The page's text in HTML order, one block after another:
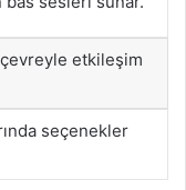
etkileşim
seçenekler